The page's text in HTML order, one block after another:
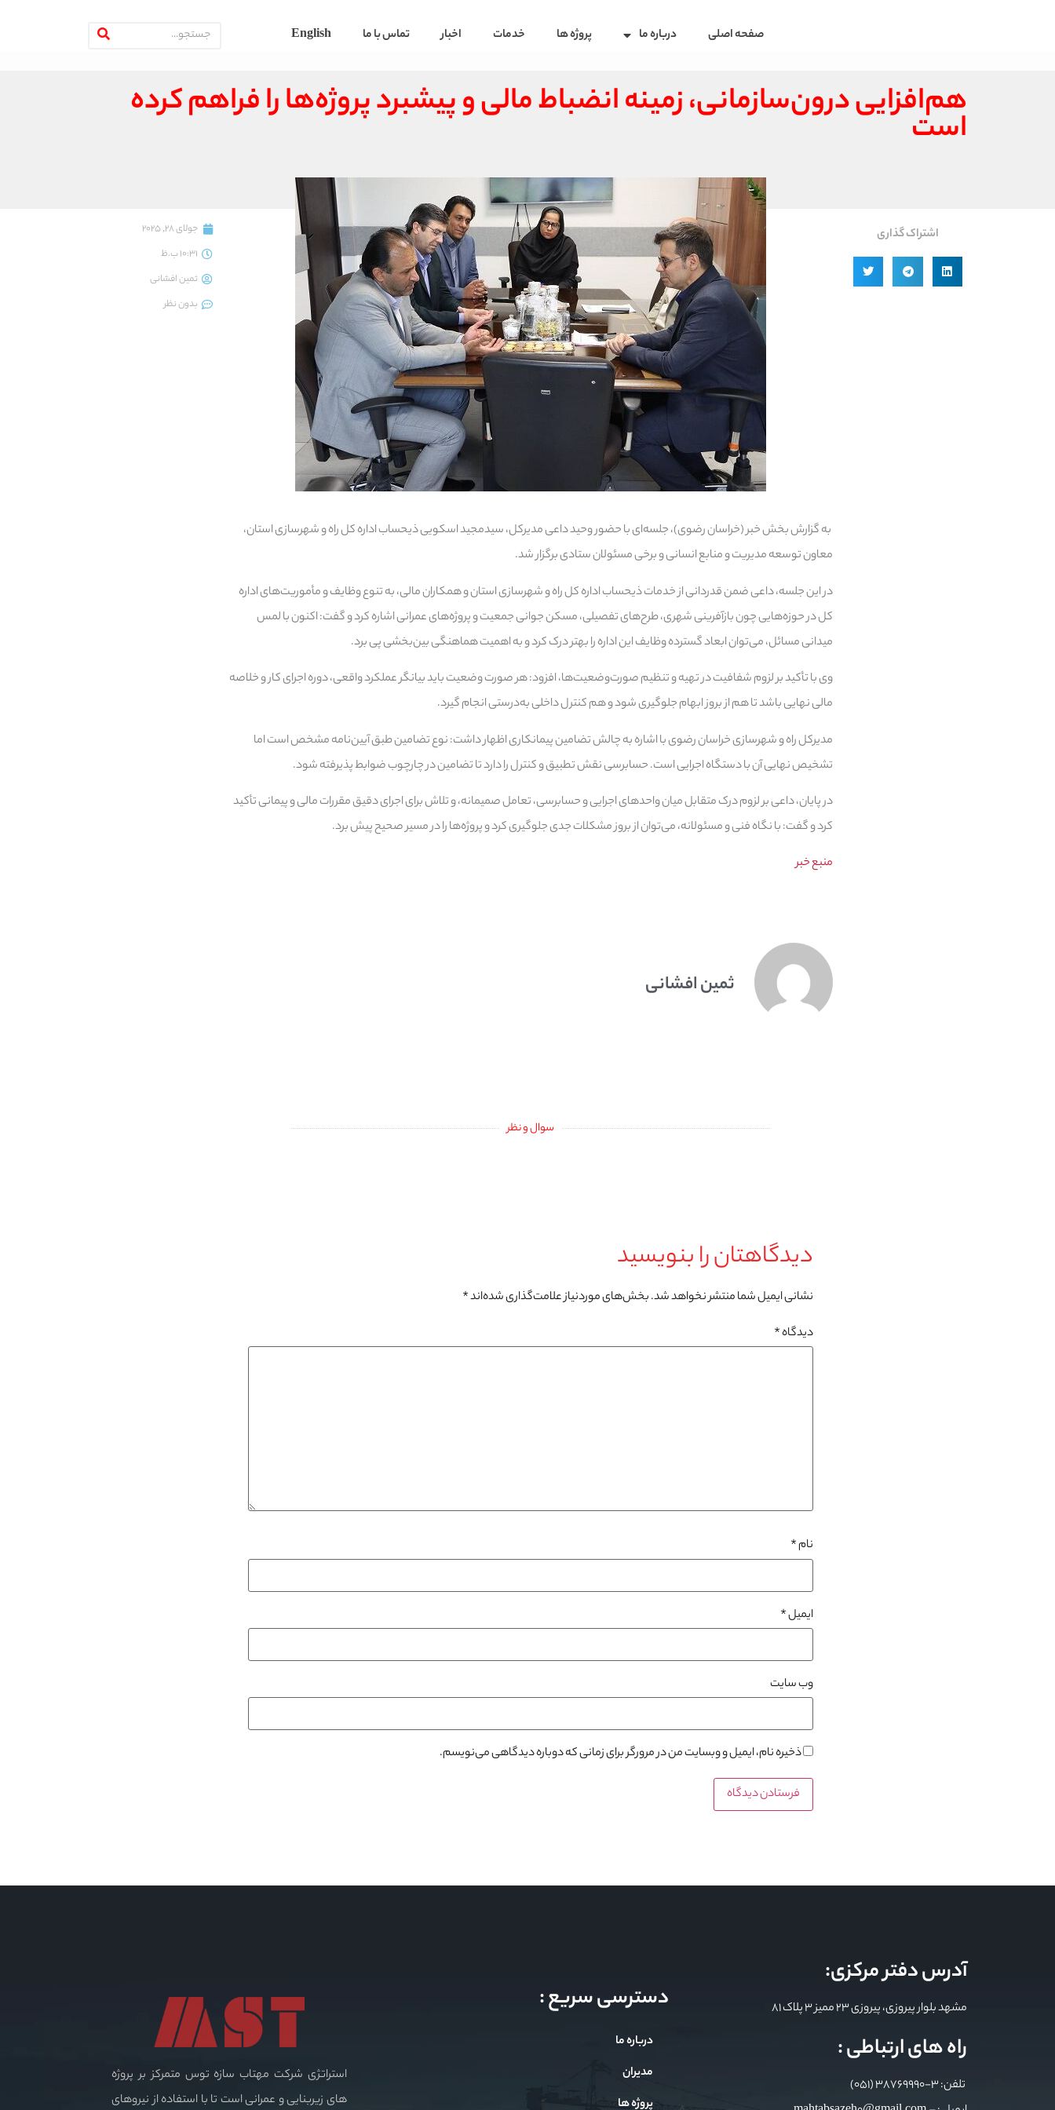
صفحه اصلی درباره ما پروژه ها خدمات اخبار تماس با ما English
هم‌افزایی درون‌سازمانی، زمینه انضباط مالی و پیشبرد پروژه‌ها را فراهم کرده
است
اشتراک گذاری
به گزارش بخش خبر (خراسان رضوی)، جلسه‌ای با حضور وحید داعی مدیرکل، سیدمجید اسکویی ذیحساب اداره کل راه و شهرسازی استان،
معاون توسعه مدیریت و منابع انسانی و برخی مسئولان ستادی برگزار شد.
در این جلسه، داعی ضمن قدردانی از خدمات ذیحساب اداره کل راه و شهرسازی استان و همکاران مالی، به تنوع وظایف و مأموریت‌های اداره
کل در حوزه‌هایی چون بازآفرینی شهری، طرح‌های تفصیلی، مسکن جوانی جمعیت و پروژه‌های عمرانی اشاره کرد و گفت: اکنون با لمس
میدانی مسائل، می‌توان ابعاد گسترده وظایف این اداره را بهتر درک کرد و به اهمیت هماهنگی بین‌بخشی پی برد.
وی با تأکید بر لزوم شفافیت در تهیه و تنظیم صورت‌وضعیت‌ها، افزود: هر صورت‌ وضعیت باید بیانگر عملکرد واقعی، دوره اجرای کار و خلاصه
مالی نهایی باشد تا هم از بروز ابهام جلوگیری شود و هم کنترل داخلی به‌درستی انجام گیرد.
مدیرکل راه و شهرسازی خراسان رضوی با اشاره به چالش تضامین پیمانکاری اظهار داشت: نوع تضامین طبق آیین‌نامه مشخص است اما
تشخیص نهایی آن با دستگاه اجرایی است. حسابرسی نقش تطبیق و کنترل را دارد تا تضامین در چارچوب ضوابط پذیرفته شود.
در پایان، داعی بر لزوم درک متقابل میان واحدهای اجرایی و حسابرسی، تعامل صمیمانه، و تلاش برای اجرای دقیق مقررات مالی و پیمانی تأکید
کرد و گفت: با نگاه فنی و مسئولانه، می‌توان از بروز مشکلات جدی جلوگیری کرد و پروژه‌ها را در مسیر صحیح پیش برد.
منبع خبر
ثمین افشانی
سوال و نظر
دیدگاهتان را بنویسید
نشانی ایمیل شما منتشر نخواهد شد.بخش‌های موردنیاز علامت‌گذاری شده‌اند*
دیدگاه*
نام*
ایمیل*
وب‌ سایت
ذخیره نام، ایمیل و وبسایت من در مرورگر برای زمانی که دوباره دیدگاهی می‌نویسم.
جولای 28, 2025
10:31 ب.ظ
ثمین افشانی
بدون نظر
آدرس دفتر مرکزی:
مشهد بلوار پیروزی، پیروزی 23 ممیز 3 پلاک 81
راه های ارتباطی :
تلفن: 3-38769990 (051)
دسترسی سریع :
درباره ما
مدیران
پروژه ها
استراتژی شرکت مهتاب سازه توس متمرکز بر پروژه
های زیربنایی و عمرانی است تا با استفاده از نیروهای